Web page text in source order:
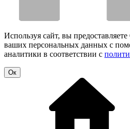
Используя сайт, вы
ваших персональных данных с
аналитики в соответствии с
Oк